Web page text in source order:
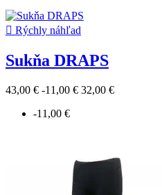
 Rýchly náhľad
Sukňa DRAPS
43,00 € -11,00 € 32,00 €
-11,00 €